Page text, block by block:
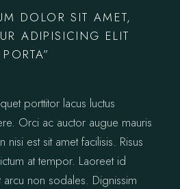
DOLOR SIT AMET,
ADIPISICING ELIT
PORTA”
porttitor lacus luctus
Orci ac auctor augue mauris
nisi est sit amet facilisis. Risus
at tempor. Laoreet id
non sodales. Dignissim